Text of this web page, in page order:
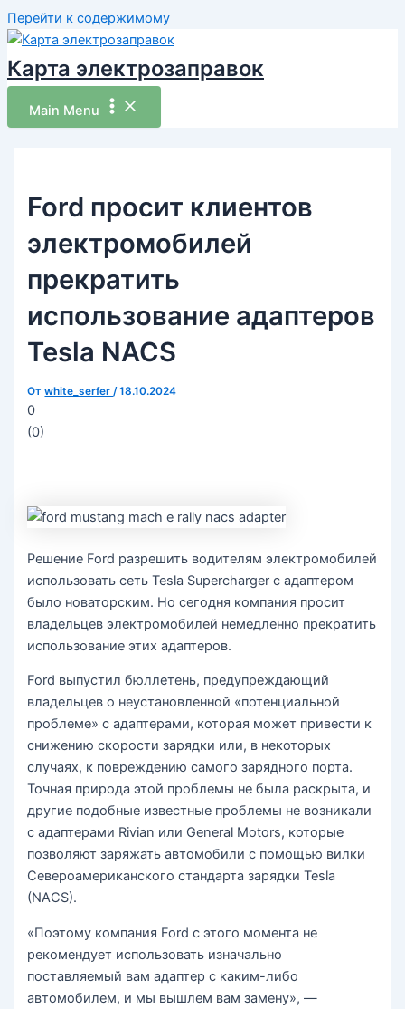
Перейти к содержимому
Карта электрозаправок
Main Menu
Ford просит клиентов
электромобилей
прекратить
использование адаптеров
Tesla NACS
Отwhite_serfer/18.10.2024
0
(0)
Решение Ford разрешить водителям электромобилей
использовать сеть Tesla Supercharger с адаптером
было новаторским. Но сегодня компания просит
владельцев электромобилей немедленно прекратить
использование этих адаптеров.
Ford выпустил бюллетень, предупреждающий
владельцев о неустановленной «потенциальной
проблеме» с адаптерами, которая может привести к
снижению скорости зарядки или, в некоторых
случаях, к повреждению самого зарядного порта.
Точная природа этой проблемы не была раскрыта, и
другие подобные известные проблемы не возникали
с адаптерами Rivian или General Motors, которые
позволяют заряжать автомобили с помощью вилки
Североамериканского стандарта зарядки Tesla
(NACS).
«Поэтому компания Ford с этого момента не
рекомендует использовать изначально
поставляемый вам адаптер с каким-либо
автомобилем, и мы вышлем вам замену», —